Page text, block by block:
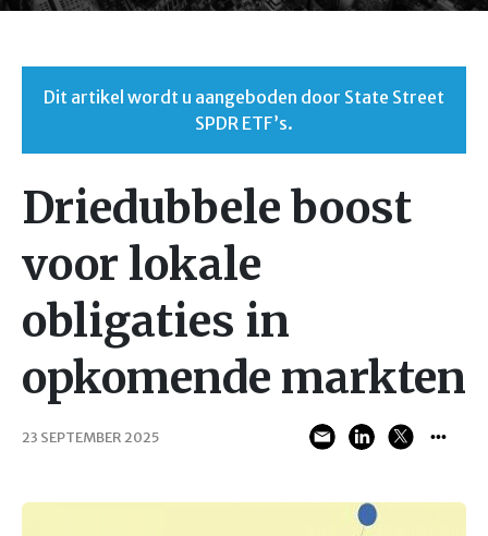
Dit artikel wordt u aangeboden door State Street
SPDR ETF’s.
Driedubbele boost
voor lokale
obligaties in
opkomende markten
23 SEPTEMBER 2025